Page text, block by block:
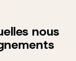
nous